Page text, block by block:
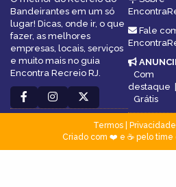
Bandeirantes em um só
lugar! Dicas, onde ir, o que
fazer, as melhores
empresas, locais, serviços
e muito mais no guia
Encontra Recreio RJ.
Fale
Com
destaque |
Grátis
Termos| Privacidade
Criado com ❤️ e ☕ pelo time